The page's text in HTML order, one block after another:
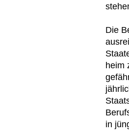
Die
heim
in